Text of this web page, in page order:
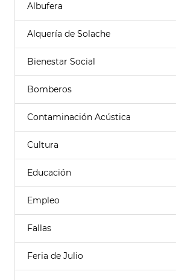
Albufera
Alquería de Solache
Bienestar Social
Bomberos
Contaminación Acústica
Cultura
Educación
Empleo
Fallas
Feria de Julio